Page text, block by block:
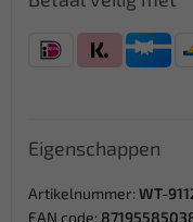
Eigenschappen
Artikelnummer: WT-
EAN code: